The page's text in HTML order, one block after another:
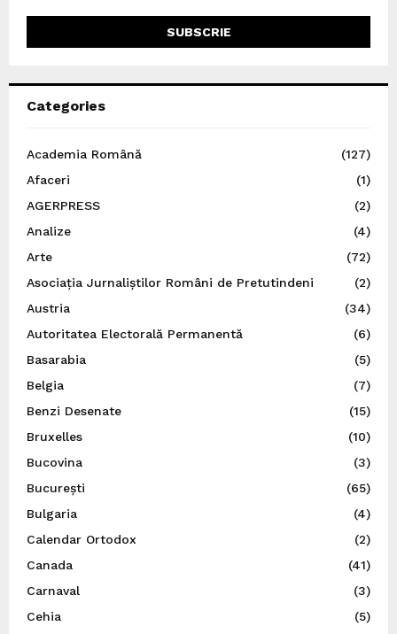
Categories
Academia Română
(127)
Afaceri
(1)
AGERPRESS
(2)
Analize
(4)
Arte
(72)
Asociația Jurnaliștilor Români de Pretutindeni
(2)
Austria
(34)
Autoritatea Electorală Permanentă
(6)
Basarabia
(5)
Belgia
(7)
Benzi Desenate
(15)
Bruxelles
(10)
Bucovina
(3)
București
(65)
Bulgaria
(4)
Calendar Ortodox
(2)
Canada
(41)
Carnaval
(3)
Cehia
(5)